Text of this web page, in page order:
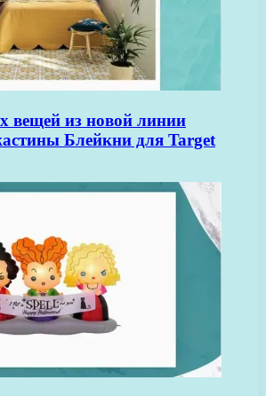
из новой линии
Блейкни для Target